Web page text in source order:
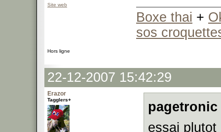
Site web
Boxe thai +
sos
Hors ligne
22-12-2007 15:42:29
Erazor
Tagglers+
essai